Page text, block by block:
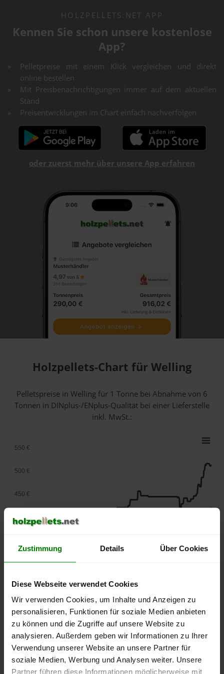
Zustimmung Details Über Cookies
Diese Webseite verwendet Cookies
Wir verwenden Cookies, um Inhalte und Anzeigen zu
personalisieren, Funktionen für soziale Medien anbieten
zu können und die Zugriffe auf unsere Website zu
analysieren. Außerdem geben wir Informationen zu Ihrer
Verwendung unserer Website an unsere Partner für
soziale Medien, Werbung und Analysen weiter. Unsere
Partner führen diese Informationen möglicherweise mit
HOLZPELLETS.NET APP
Kennen Sie schon unsere kostenlose
App?
Pelletpreise mit einem Klick vergleichen und direkt
online bestellen
Mit Preisbenachrichtigungen immer auf dem aktuellen
Stand
Preisentwicklungen im Chart einfach nachverfolgen
oder zuerst mehr über unsere App erfahren
Holzpellets-Chart für Welling
Pelletspreise in Welling für 1 Tonne bei Abnahmevon 6
Tonnen in DINplus-/ENplus-Qualität bei einer Lieferstelle
inkl. MwSt.:
2025
2026
2026
250 €
300 €
400 €
450 €
500 €
550 €
Die aktuelle Preisentwicklung für Holzpellets in Deutschland
können Sie jederzeit auf unsererPelletspreise -Seite
nachvollziehen.